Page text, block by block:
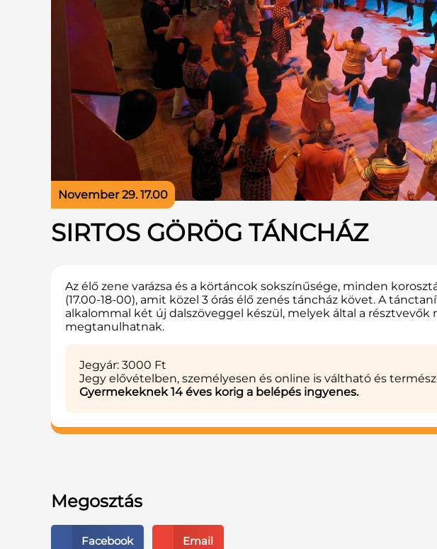
November 29. 17.00
SIRTOS GÖRÖG TÁNCHÁZ
Az élő zene varázsa és a körtáncok sokszínűsége, minden
(17.00-18-00), amit közel 3 órás élő zenés táncház követ. A
alkalommal két új dalszöveggel készül, melyek által a
megtanulhatnak.
Jegyár: 3000 Ft
Jegy elővételben, személyesen és online is váltható és
Gyermekeknek 14 éves korig a belépés ingyenes.
Megosztás
Facebook Email